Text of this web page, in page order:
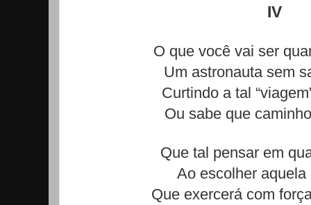
IV
O que você vai ser
Um astronauta sem
Curtindo a tal
Ou sabe que
Que tal pensar em
Ao escolher aquela
Que exercerá com